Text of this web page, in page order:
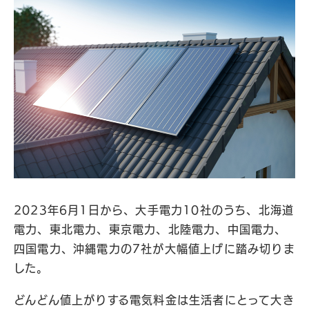
2023年6月1日から、大手電力10社のうち、北海道
電力、東北電力、東京電力、北陸電力、中国電力、
四国電力、沖縄電力の7社が大幅値上げに踏み切りま
した。
どんどん値上がりする電気料金は生活者にとって大き